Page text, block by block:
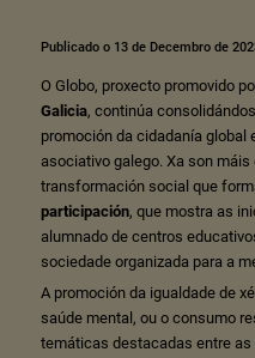
Publicado o 13 de Decembro de
O Globo, proxecto promovido
Galicia, continúa
promoción da cidadanía global
asociativo galego. Xa son
transformación social que
participación, que mostra as
alumnado de centros
sociedade organizada para a
A promoción da igualdade de
saúde mental, ou o consumo
temáticas destacadas entre